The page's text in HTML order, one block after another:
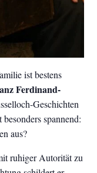
ist bestens
Ferdinand-
Geschichten
spannend:
aus?
ruhiger Autorität zu